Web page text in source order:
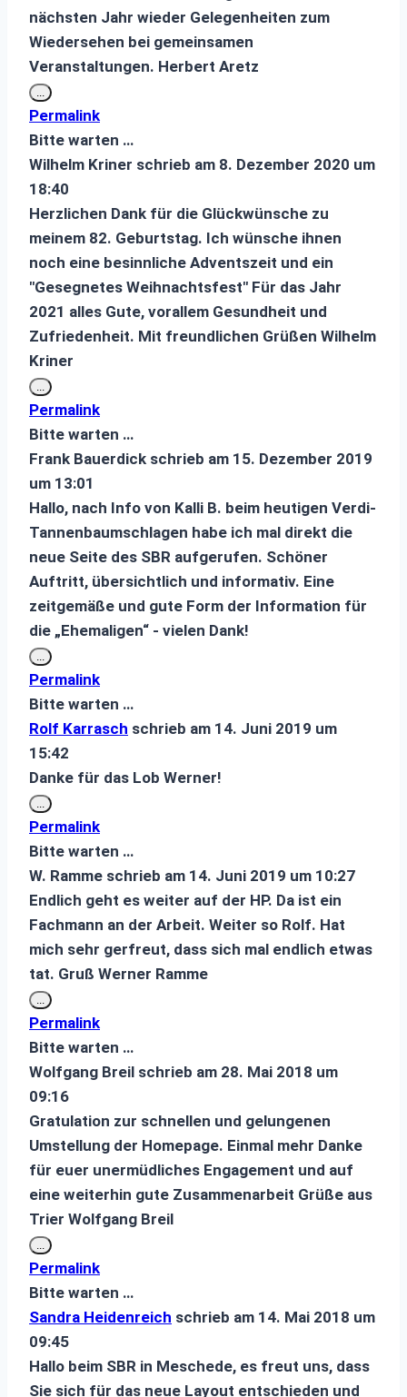
nächsten Jahr wieder Gelegenheiten zum
Wiedersehen bei gemeinsamen
Veranstaltungen. Herbert Aretz
... Diese
Metabox
ein-/ausblenden.
Permalink
Bitte warten …
Wilhelm Kriner schrieb am 8. Dezember 2020 um
18:40
Herzlichen Dank für die Glückwünsche zu
meinem 82. Geburtstag. Ich wünsche ihnen
noch eine besinnliche Adventszeit und ein
"Gesegnetes Weihnachtsfest" Für das Jahr
2021 alles Gute, vorallem Gesundheit und
Zufriedenheit. Mit freundlichen Grüßen Wilhelm
Kriner
... Diese
Metabox
ein-/ausblenden.
Permalink
Bitte warten …
Frank Bauerdick schrieb am 15. Dezember 2019
um 13:01
Hallo, nach Info von Kalli B. beim heutigen Verdi-
Tannenbaumschlagen habe ich mal direkt die
neue Seite des SBR aufgerufen. Schöner
Auftritt, übersichtlich und informativ. Eine
zeitgemäße und gute Form der Information für
die „Ehemaligen“ - vielen Dank!
... Diese
Metabox
ein-/ausblenden.
Permalink
Bitte warten …
Rolf Karrasch schrieb am 14. Juni 2019 um
15:42
Danke für das Lob Werner!
... Diese
Metabox
ein-/ausblenden.
Permalink
Bitte warten …
W. Ramme schrieb am 14. Juni 2019 um 10:27
Endlich geht es weiter auf der HP. Da ist ein
Fachmann an der Arbeit. Weiter so Rolf. Hat
mich sehr gerfreut, dass sich mal endlich etwas
tat. Gruß Werner Ramme
... Diese
Metabox
ein-/ausblenden.
Permalink
Bitte warten …
Wolfgang Breil schrieb am 28. Mai 2018 um
09:16
Gratulation zur schnellen und gelungenen
Umstellung der Homepage. Einmal mehr Danke
für euer unermüdliches Engagement und auf
eine weiterhin gute Zusammenarbeit Grüße aus
Trier Wolfgang Breil
... Diese
Metabox
ein-/ausblenden.
Permalink
Bitte warten …
Sandra Heidenreich schrieb am 14. Mai 2018 um
09:45
Hallo beim SBR in Meschede, es freut uns, dass
Sie sich für das neue Layout entschieden und